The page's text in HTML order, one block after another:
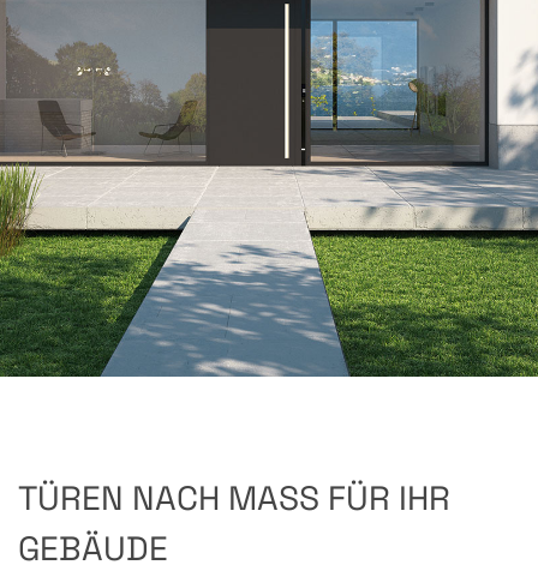
TÜREN NACH MASS FÜR IHR G
EBÄUDE